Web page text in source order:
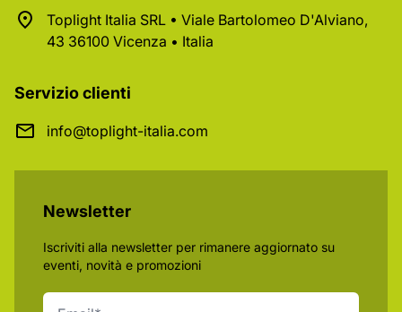
Toplight Italia SRL • Viale Bartolomeo D'Alviano,
43 36100 Vicenza • Italia
Servizio clienti
info@toplight-italia.com
Newsletter
Iscriviti alla newsletter per rimanere aggiornato su
eventi, novità e promozioni